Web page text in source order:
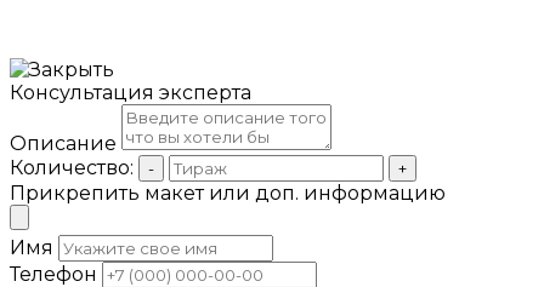
Консультация эксперта
Описание
Количество:
- +
Прикрепить макет или доп. информацию
Имя
Телефон